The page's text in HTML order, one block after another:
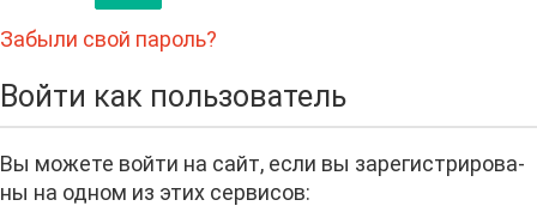
За­бы­ли свой па­роль?
Вой­ти как поль­зо­ва­тель
Вы мо­же­те вой­ти на сайт, ес­ли вы за­ре­ги­стри­ро­ва­
ны на од­ном из этих сер­ви­сов: